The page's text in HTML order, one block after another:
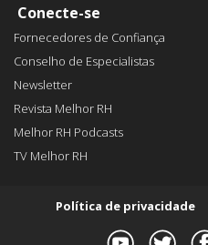
Conecte-se
Fornecedores de Confiança
Conselho de Especialistas
Newsletter
Revista Melhor RH
Melhor RH Podcasts
TV Melhor RH
Política de privacidade